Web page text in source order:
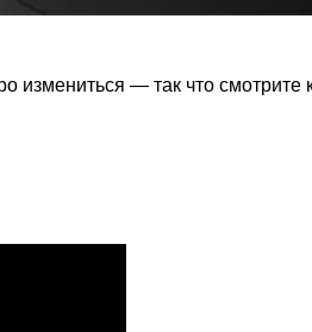
измениться — так что смотрите